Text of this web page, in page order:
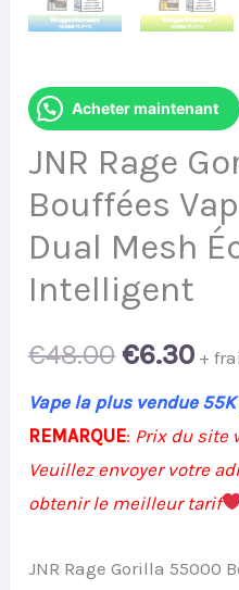
Acheter maintenant
JNR Rage
Bouffées
Dual Mesh
Intelligent
€48.00 Original
price
€48.00.
€6.30 +
Vape la plus vendue
REMARQUE: Prix du site
Veuillez envoyer votre
obtenir le meilleur tarif
JNR Rage Gorilla 55000